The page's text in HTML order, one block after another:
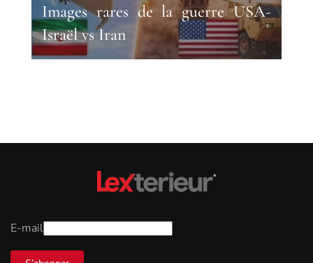
Images rares de la guerre USA-
Israël vs Iran
E-mail